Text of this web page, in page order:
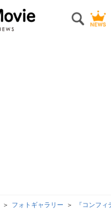
フォトギャラリー 『コンフ